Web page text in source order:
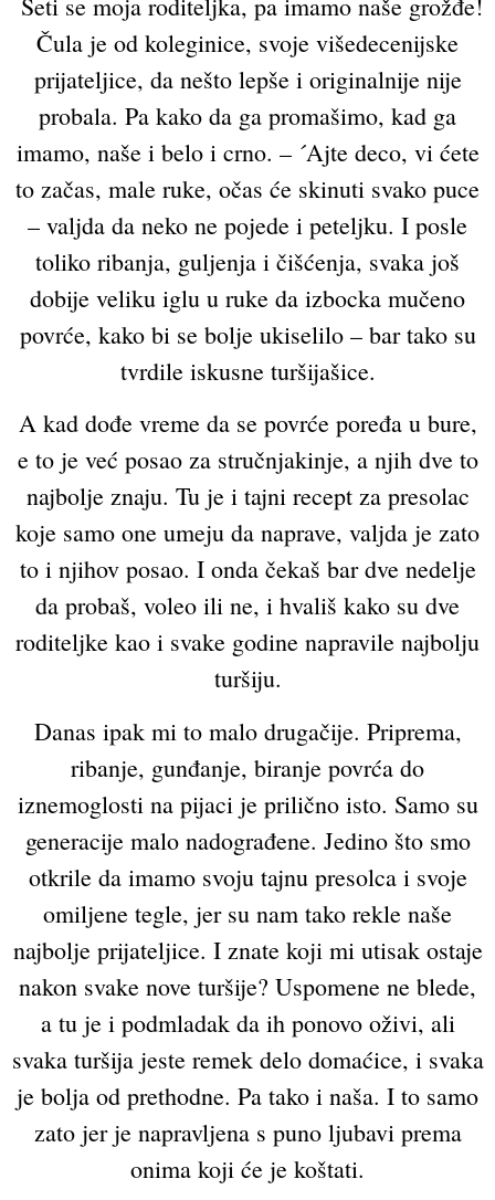
Čula je od koleginice, svoje višedecenijske
prijateljice, da nešto lepše i originalnije nije
probala. Pa kako da ga promašimo, kad ga
imamo, naše i belo i crno. – ´Ajte deco, vi ćete
to začas, male ruke, očas će skinuti svako puce
– valjda da neko ne pojede i peteljku. I posle
toliko ribanja, guljenja i čišćenja, svaka još
dobije veliku iglu u ruke da izbocka mučeno
povrće, kako bi se bolje ukiselilo – bar tako su
tvrdile iskusne turšijašice.
A kad dođe vreme da se povrće poređa u bure,
e to je već posao za stručnjakinje, a njih dve to
najbolje znaju. Tu je i tajni recept za presolac
koje samo one umeju da naprave, valjda je zato
to i njihov posao. I onda čekaš bar dve nedelje
da probaš, voleo ili ne, i hvališ kako su dve
roditeljke kao i svake godine napravile najbolju
turšiju.
Danas ipak mi to malo drugačije. Priprema,
ribanje, gunđanje, biranje povrća do
iznemoglosti na pijaci je prilično isto. Samo su
generacije malo nadograđene. Jedino što smo
otkrile da imamo svoju tajnu presolca i svoje
omiljene tegle, jer su nam tako rekle naše
najbolje prijateljice. I znate koji mi utisak ostaje
nakon svake nove turšije? Uspomene ne blede,
a tu je i podmladak da ih ponovo oživi, ali
svaka turšija jeste remek delo domaćice, i svaka
je bolja od prethodne. Pa tako i naša. I to samo
zato jer je napravljena s puno ljubavi prema
onima koji će je koštati.